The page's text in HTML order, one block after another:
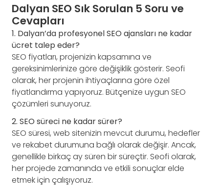
Dalyan SEO Sık Sorulan 5 Soru ve
Cevapları
1. Dalyan’da profesyonel SEO ajansları ne kadar
ücret talep eder?
SEO fiyatları, projenizin kapsamına ve
gereksinimlerinize göre değişiklik gösterir. Seofi
olarak, her projenin ihtiyaçlarına göre özel
fiyatlandırma yapıyoruz. Bütçenize uygun SEO
çözümleri sunuyoruz.
2. SEO süreci ne kadar sürer?
SEO süresi, web sitenizin mevcut durumu, hedefler
ve rekabet durumuna bağlı olarak değişir. Ancak,
genellikle birkaç ay süren bir süreçtir. Seofi olarak,
her projede zamanında ve etkili sonuçlar elde
etmek için çalışıyoruz.